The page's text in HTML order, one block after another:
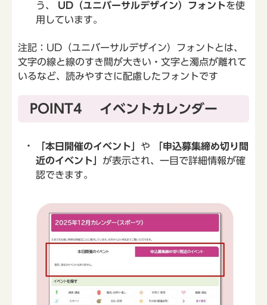
う、 UD（ユニバーサルデザイン）フォントを使
用しています。
注記：UD（ユニバーサルデザイン）フォントとは、
文字の線と線のすき間が大きい・文字と濁点が離れて
いるなど、読みやすさに配慮したフォントです
POINT4 イベントカレンダー
「本日開催のイベント」 や
「申込募集締め切り間
近のイベント」 が表示され、一目で詳細情報が確
認できます。